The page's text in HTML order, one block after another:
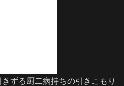
ずる厨二病持ちの引きこもり